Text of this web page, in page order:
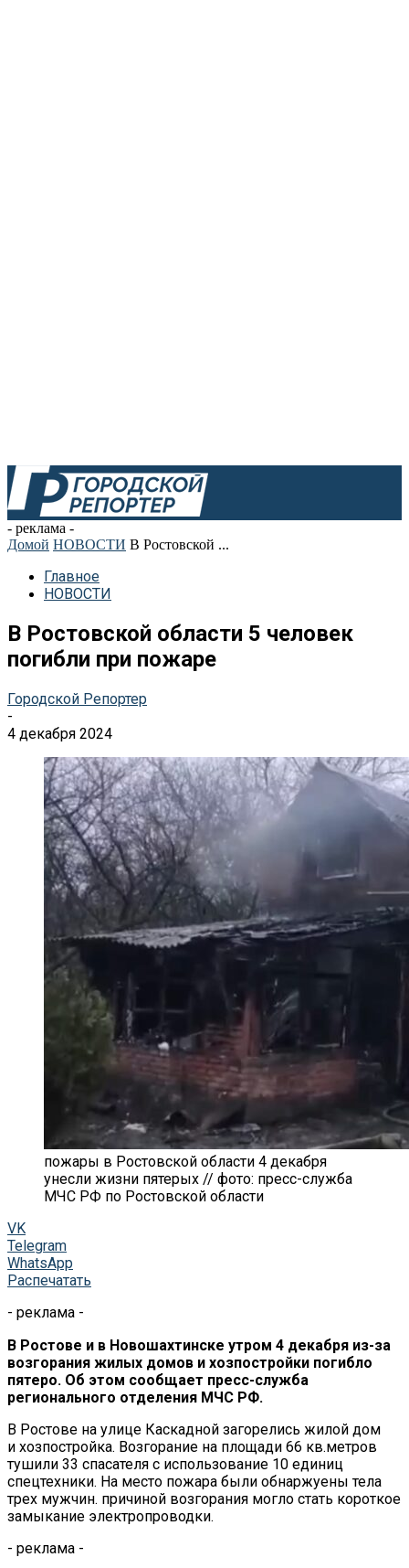
- реклама -
Домой НОВОСТИ В Ростовской ...
Главное
НОВОСТИ
В Ростовской области 5 человек
погибли при пожаре
Городской Репортер
-
4 декабря 2024
пожары в Ростовской области 4 декабря
унесли жизни пятерых // фото: пресс-служба
МЧС РФ по Ростовской области
VK
Telegram
WhatsApp
Распечатать
- реклама -
В Ростове и в Новошахтинске утром 4 декабря из-за
возгорания жилых домов и хозпостройки погибло
пятеро. Об этом сообщает пресс-служба
регионального отделения МЧС РФ.
В Ростове на улице Каскадной загорелись жилой дом
и хозпостройка. Возгорание на площади 66 кв.метров
тушили 33 спасателя с использование 10 единиц
спецтехники. На место пожара были обнаржуены тела
трех мужчин. причиной возгорания могло стать короткое
замыкание электропроводки.
- реклама -